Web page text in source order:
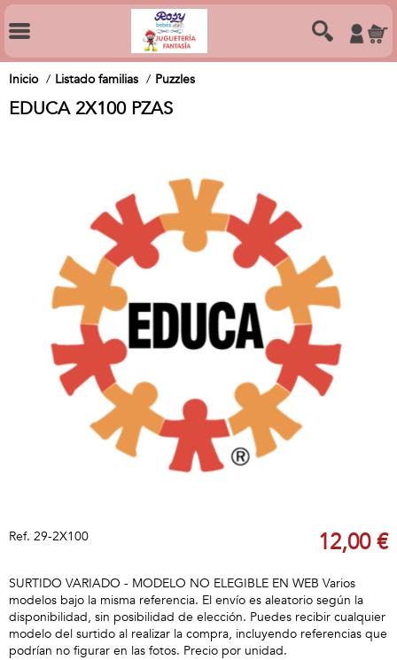
Inicio Listado familias Puzzles
EDUCA 2X100 PZAS
Ref. 29-2X100 12,00 €
SURTIDO VARIADO - MODELO NO ELEGIBLE EN WEB Varios
modelos bajo la misma referencia. El envío es aleatorio según la
disponibilidad, sin posibilidad de elección. Puedes recibir cualquier
modelo del surtido al realizar la compra, incluyendo referencias que
podrían no figurar en las fotos. Precio por unidad.